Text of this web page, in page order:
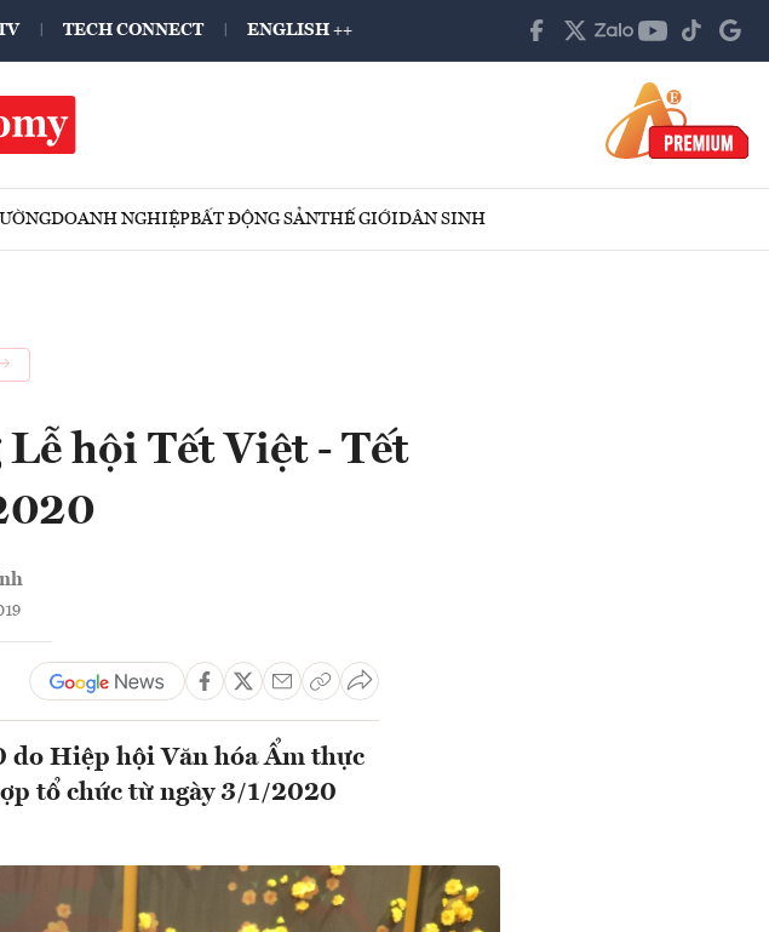
TECH CONNECT ENGLISH ++
DOANH NGHIỆPBẤT ĐỘNG SẢNTHẾ GIỚIDÂN SINH
hội Tết Việt - Tết
do Hiệp hội Văn hóa Ẩm thực
tổ chức từ ngày 3/1/2020